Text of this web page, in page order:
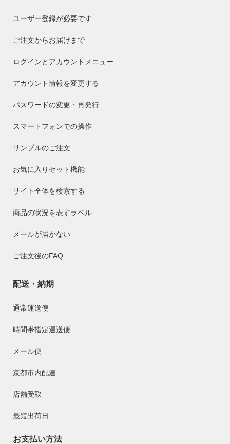
ユーザー登録が必要です
ご注文からお届けまで
ログインとアカウントメニュー
アカウント情報を変更する
パスワードの変更・再発行
スマートフォンでの操作
サンプルのご注文
お気に入りセット機能
サイト全体を検索する
商品の状況を表すラベル
メールが届かない
ご注文後のFAQ
配送・納期
通常運送便
時間帯指定運送便
メール便
京都市内配達
店舗受取
最短出荷日
お支払い方法